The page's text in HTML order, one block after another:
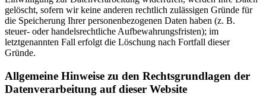
gelöscht, sofern wir keine anderen rechtlich zulässigen Gründe für
die Speicherung Ihrer personenbezogenen Daten haben (z. B.
steuer- oder handelsrechtliche Aufbewahrungsfristen); im
letztgenannten Fall erfolgt die Löschung nach Fortfall dieser
Gründe.
Allgemeine Hinweise zu den Rechtsgrundlagen der
Datenverarbeitung auf dieser Website